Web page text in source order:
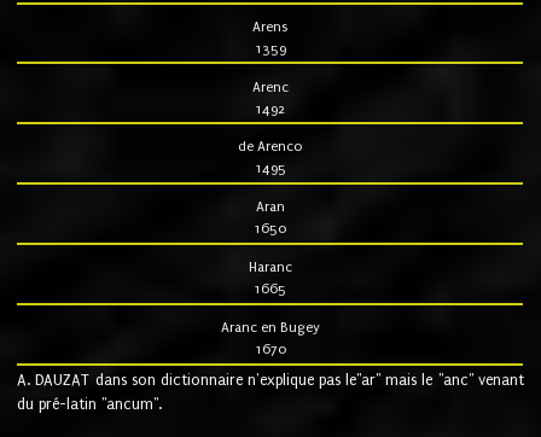
Arens
1359
Arenc
1492
de Arenco
1495
Aran
1650
Haranc
1665
Aranc en Bugey
1670
A. DAUZAT dans son dictionnaire n'explique pas le"ar" mais le "anc" venant
du pré-latin "ancum".